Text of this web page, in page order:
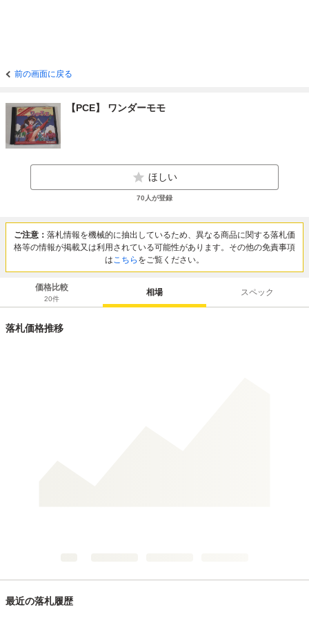
前の画面に戻る
【PCE】 ワンダーモモ
ほしい
70 人が登録
ご注意： 落札情報を機械的に抽出しているため、異なる商品に関する落札価
格等の情報が掲載又は利用されている可能性があります。その他の免責事項
はこちら をご覧ください。
価格比較
20件
相場 スペック
落札価格推移
最近の落札履歴